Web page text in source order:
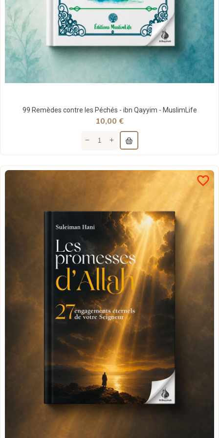
99 Remèdes contre les Péchés - ibn Qayyim - MuslimLife
10,00 €
favorite_border